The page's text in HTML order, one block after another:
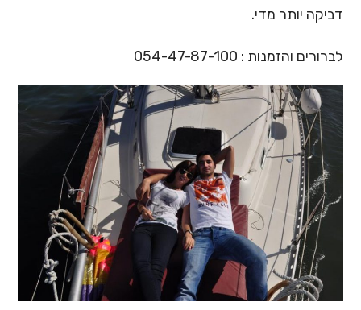
דביקה יותר מדי.
לברורים והזמנות : 054-47-87-100